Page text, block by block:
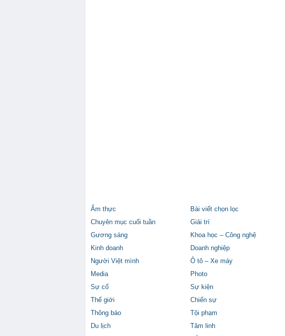
Ẩm thực Bài viết chọn lọc
Chuyên mục cuối tuần
Giải trí
Gương sáng
Khoa học – Công nghệ
Kinh doanh
Doanh nghiệp
Người Việt mình
Ô tô – Xe máy
Media
Photo
Sự cố
Sự kiện
Thế giới
Chiến sự
Thông báo
Tội phạm
Du lịch
Tâm linh